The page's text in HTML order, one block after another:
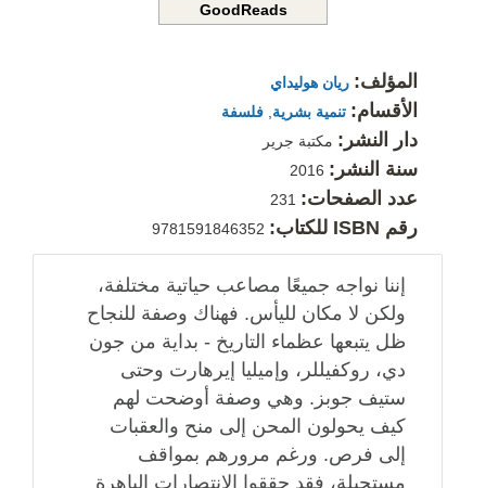
GoodReads
المؤلف: ريان هوليداي
الأقسام: تنمية بشرية فلسفة
دار النشر: مكتبة جرير
سنة النشر:
عدد الصفحات:
رقم ISBN للكتاب: 9781591846352
إننا نواجه جميعًا مصاعب حياتية مختلفة،
ولكن لا مكان لليأس. فهناك وصفة للنجاح
ظل يتبعها عظماء التاريخ - بداية من جون
دي، روكفيللر، وإميليا إيرهارت وحتى
ستيف جوبز. وهي وصفة أوضحت لهم
كيف يحولون المحن إلى منح والعقبات
إلى فرص. ورغم مرورهم بمواقف
مستحيلة، فقد حققوا الانتصارات الباهرة